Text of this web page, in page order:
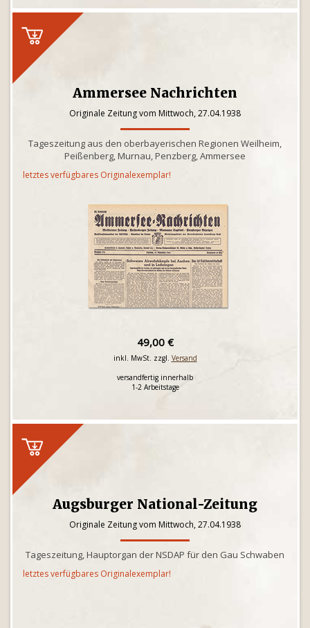
Ammersee Nachrichten
Originale Zeitung vom Mittwoch, 27.04.1938
Tageszeitung aus den oberbayerischen Regionen Weilheim,
Peißenberg, Murnau, Penzberg, Ammersee
letztes verfügbares Originalexemplar!
49,00 €
inkl. MwSt. zzgl. Versand
versandfertig innerhalb
1-2 Arbeitstage
Augsburger National-Zeitung
Originale Zeitung vom Mittwoch, 27.04.1938
Tageszeitung, Hauptorgan der NSDAP für den Gau Schwaben
letztes verfügbares Originalexemplar!